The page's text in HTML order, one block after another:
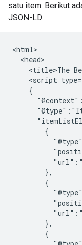
satu item. Berikut
JSON-LD:
<html>
  <head>
<title>The
<script
    {
        {
        },
        {
        },
        {